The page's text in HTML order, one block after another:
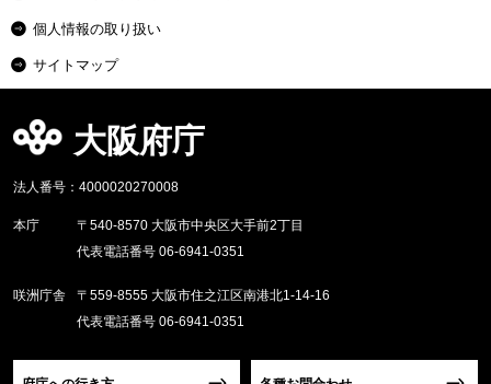
個人情報の取り扱い
サイトマップ
大阪府庁
法人番号：4000020270008
本庁
〒540-8570 大阪市中央区大手前2丁目
代表電話番号 06-6941-0351
咲洲庁舎
〒559-8555 大阪市住之江区南港北1-14-16
代表電話番号 06-6941-0351